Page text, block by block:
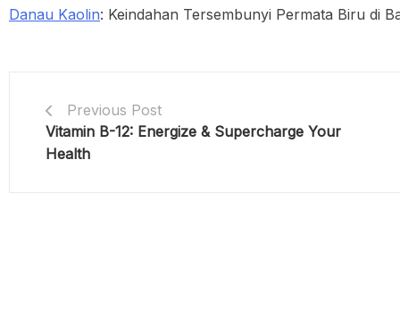
Danau Kaolin: Keindahan Tersembunyi Permata Biru di
Previous Post
Vitamin B-12: Energize & Supercharge Your
Health